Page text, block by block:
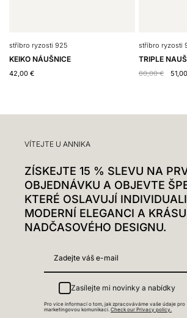
stříbro ryzosti 925
KEIKO NÁUŠNICE
42,00 €
stříbro ryzosti
TRIPLE
60,00€ 51,00
VÍTEJTE U ANNIKA
ZÍSKEJTE 15 % SLEVU NA
OBJEDNÁVKU A OBJEVTE
KTERÉ OSLAVUJÍ
MODERNÍ ELEGANCI A KRÁSU
NADČASOVÉHO DESIGNU.
Zasílejte mi novinky a nabídky
Pro více informací o tom, jak zpracováváme vaše údaje pro
marketingovou komunikaci. Check our Privacy policy.